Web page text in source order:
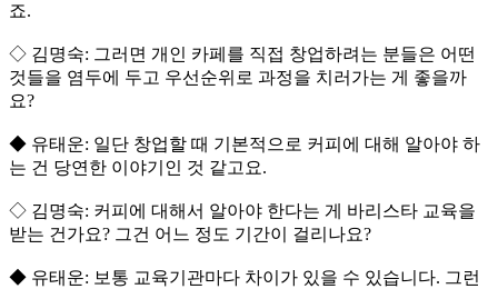
죠.
◇ 김명숙: 그러면 개인 카페를 직접 창업하려는 분들은 어떤
것들을 염두에 두고 우선순위로 과정을 치러가는 게 좋을까
요?
◆ 유태운: 일단 창업할 때 기본적으로 커피에 대해 알아야 하
는 건 당연한 이야기인 것 같고요.
◇ 김명숙: 커피에 대해서 알아야 한다는 게 바리스타 교육을
받는 건가요? 그건 어느 정도 기간이 걸리나요?
◆ 유태운: 보통 교육기관마다 차이가 있을 수 있습니다. 그런